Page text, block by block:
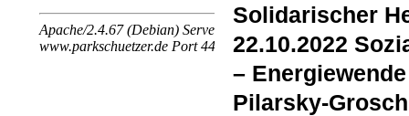
Solidarischer
22.10.2022
–
Pilarsky-